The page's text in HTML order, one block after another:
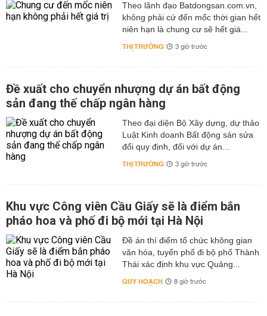
Theo lãnh đạo Batdongsan.com.vn,
không phải cứ đến mốc thời gian hết
niên hạn là chung cư sẽ hết giá...
THỊ TRƯỜNG 3 giờ trước
Đề xuất cho chuyển nhượng dự án bất động
sản đang thế chấp ngân hàng
Theo đại diện Bộ Xây dựng, dự thảo
Luật Kinh doanh Bất động sản sửa
đổi quy định, đối với dự án...
THỊ TRƯỜNG 3 giờ trước
Khu vực Công viên Cầu Giấy sẽ là điểm bắn
pháo hoa và phố đi bộ mới tại Hà Nội
Đề án thí điểm tổ chức không gian
văn hóa, tuyến phố đi bộ phố Thành
Thái xác định khu vực Quảng...
QUY HOẠCH 8 giờ trước